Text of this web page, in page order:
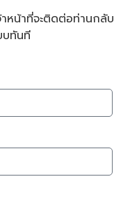
หน้าที่จะติดต่อท่านกลับ
บทันที